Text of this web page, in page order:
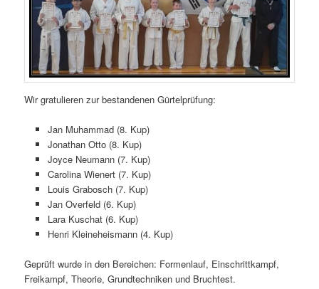
Wir gratulieren zur bestandenen Gürtelprüfung:
Jan Muhammad (8. Kup)
Jonathan Otto (8. Kup)
Joyce Neumann (7. Kup)
Carolina Wienert (7. Kup)
Louis Grabosch (7. Kup)
Jan Overfeld (6. Kup)
Lara Kuschat (6. Kup)
Henri Kleineheismann (4. Kup)
Geprüft wurde in den Bereichen: Formenlauf, Einschrittkampf,
Freikampf, Theorie, Grundtechniken und Bruchtest.